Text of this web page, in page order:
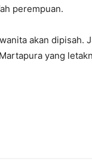
perempuan.
akan dipisah.
yang